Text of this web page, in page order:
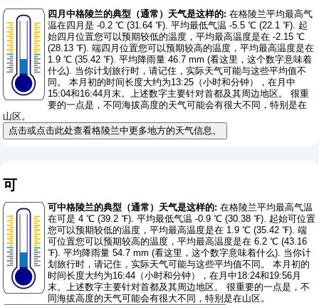
四月中格陵兰的典型（通常）天气是这样的: 在格陵兰平均最高气
温在四月是 -0.2 ℃ (31.64 ℉). 平均最低气温 -5.5 ℃ (22.1 ℉). 起
始四月位置您可以预期较低的温度，平均最高温度是在 -2.15 ℃
(28.13 ℉). 端四月位置您可以预期较高的温度，平均最高温度是在
1.9 ℃ (35.42 ℉). 平均降雨量 46.7 mm (看这里，这个数字意味着
什么). 当你计划旅行时，请记住，实际天气可能与这些平均值不
同。 本月初的时间长度大约为13:25（小时和分钟），在月中
15:04和16:44月末。上述数字主要针对首都及其周边地区。 很重
要的一点是，不同海拔高度的天气可能会有很大不同，特别是在
山区。
点击或点击此处查看格陵兰中更多地方的天气信息。
可
可中格陵兰的典型（通常）天气是这样的: 在格陵兰平均最高气温
在可是 4 ℃ (39.2 ℉). 平均最低气温 -0.9 ℃ (30.38 ℉). 起始可位置
您可以预期较低的温度，平均最高温度是在 1.9 ℃ (35.42 ℉). 端
可位置您可以预期较高的温度，平均最高温度是在 6.2 ℃ (43.16
℉). 平均降雨量 54.7 mm (看这里，这个数字意味着什么). 当你计
划旅行时，请记住，实际天气可能与这些平均值不同。 本月初的
时间长度大约为16:44（小时和分钟），在月中18:24和19:56月
末。上述数字主要针对首都及其周边地区。 很重要的一点是，不
同海拔高度的天气可能会有很大不同，特别是在山区。